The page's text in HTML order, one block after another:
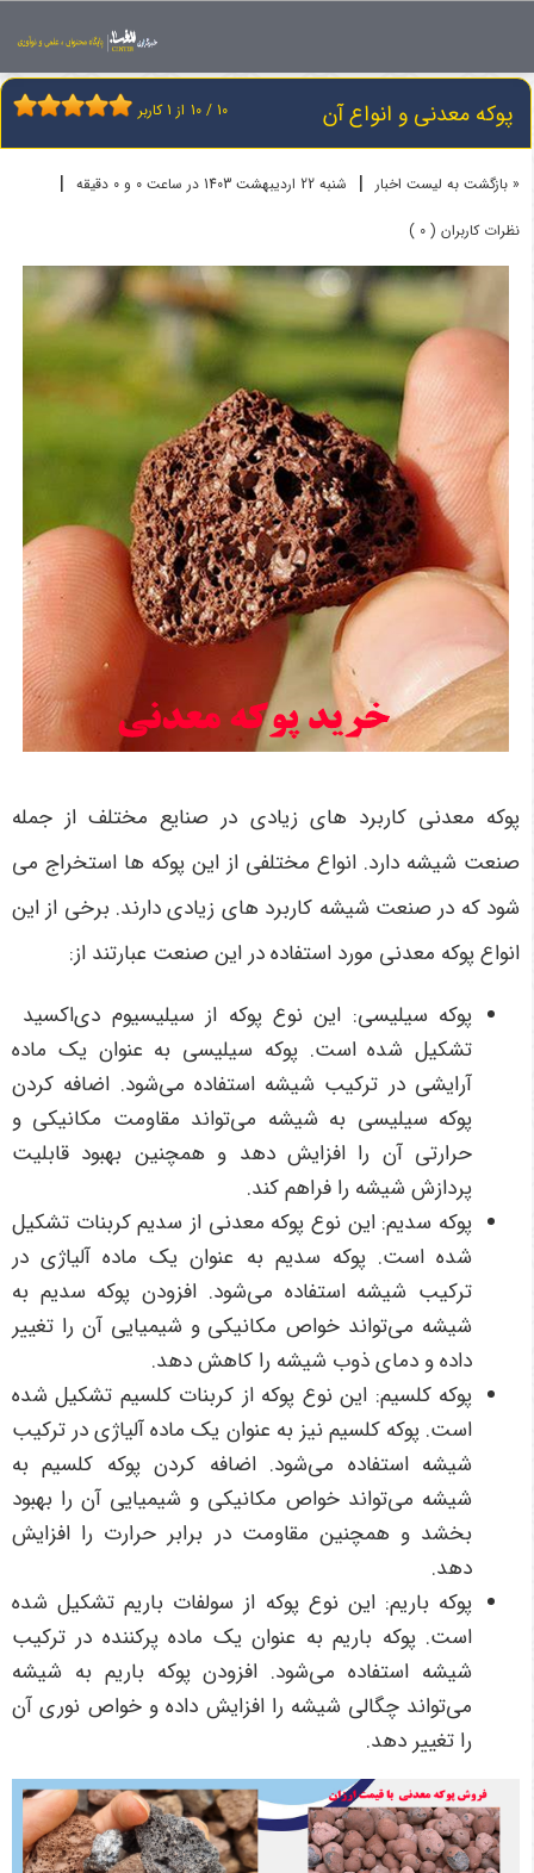
پوکه معدنی و انواع آن 10 / 10 از 1کاربر
« بازگشت به لیست اخبار | شنبه 22 ارديبهشت 1403 در ساعت 0 و 0 دقیقه |
نظرات کاربران ( 0 )
پوکه معدنی کاربرد های زیادی در صنایع مختلف از جمله
صنعت شیشه دارد. انواع مختلفی از این پوکه ها استخراج می
شود که در صنعت شیشه کاربرد های زیادی دارند. برخی از این
انواع پوکه معدنی مورد استفاده در این صنعت عبارتند از:
پوکه سیلیسی: این نوع پوکه از سیلیسیوم دی‌اکسید
تشکیل شده است. پوکه سیلیسی به عنوان یک ماده
آرایشی در ترکیب شیشه استفاده می‌شود. اضافه کردن
پوکه سیلیسی به شیشه می‌تواند مقاومت مکانیکی و
حرارتی آن را افزایش دهد و همچنین بهبود قابلیت
پردازش شیشه را فراهم کند.
پوکه سدیم: این نوع پوکه معدنی از سدیم کربنات تشکیل
شده است. پوکه سدیم به عنوان یک ماده آلیاژی در
ترکیب شیشه استفاده می‌شود. افزودن پوکه سدیم به
شیشه می‌تواند خواص مکانیکی و شیمیایی آن را تغییر
داده و دمای ذوب شیشه را کاهش دهد.
پوکه کلسیم: این نوع پوکه از کربنات کلسیم تشکیل شده
است. پوکه کلسیم نیز به عنوان یک ماده آلیاژی در ترکیب
شیشه استفاده می‌شود. اضافه کردن پوکه کلسیم به
شیشه می‌تواند خواص مکانیکی و شیمیایی آن را بهبود
بخشد و همچنین مقاومت در برابر حرارت را افزایش
دهد.
پوکه باریم: این نوع پوکه از سولفات باریم تشکیل شده
است. پوکه باریم به عنوان یک ماده پرکننده در ترکیب
شیشه استفاده می‌شود. افزودن پوکه باریم به شیشه
می‌تواند چگالی شیشه را افزایش داده و خواص نوری آن
را تغییر دهد.